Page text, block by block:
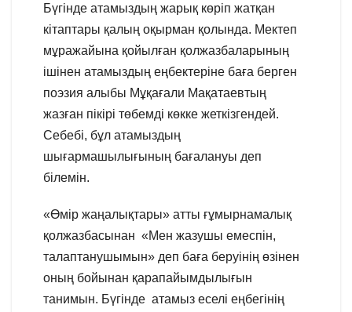
Бүгінде атамыздың жарық көріп жатқан
кітаптары қалың оқырман қолында. Мектеп
мұражайына қойылған қолжазбаларының
ішінен атамыздың еңбектеріне баға берген
поэзия алыбы Мұқағали Мақатаевтың
жазған пікірі төбемді көкке жеткізгендей.
Себебі, бұл атамыздың
шығармашылығының бағалануы деп
білемін.
«Өмір жаңалықтары» атты ғұмырнамалық
қолжазбасынан «Мен жазушы емеспін,
талаптанушымын» деп баға беруінің өзінен
оның бойынан қарапайымдылығын
танимын. Бүгінде атамыз еселі еңбегінің